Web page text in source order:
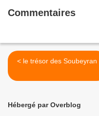
Commentaires
< le trésor des Soubeyran
Hébergé par Overblog